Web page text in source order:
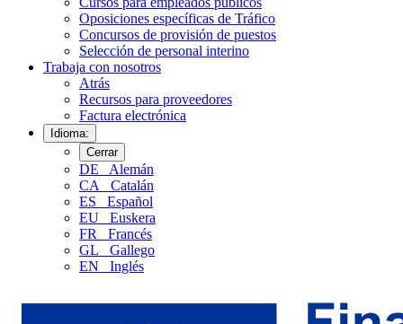
Oposiciones específicas de Tráfico
Concursos de provisión de puestos
Selección de personal interino
Trabaja con nosotros
Atrás
Recursos para proveedores
Factura electrónica
Idioma:
Cerrar
DE
Alemán
CA
Catalán
ES
Español
EU
Euskera
FR
Francés
GL
Gallego
EN
Inglés